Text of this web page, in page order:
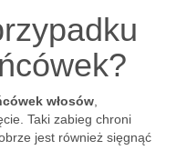
włosów
Taki zabieg chroni
jest również sięgnąć